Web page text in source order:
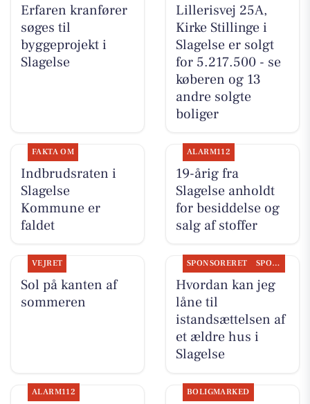
Erfaren kranfører
søges til
byggeprojekt i
Slagelse
Lillerisvej 25A,
Kirke Stillinge i
Slagelse er solgt
for 5.217.500 - se
køberen og 13
andre solgte
boliger
FAKTA OM
Indbrudsraten i
Slagelse
Kommune er
faldet
ALARM112
19-årig fra
Slagelse anholdt
for besiddelse og
salg af stoffer
VEJRET
Sol på kanten af
sommeren
SPONSORERET SPONSORERET INDHOLD
Hvordan kan jeg
låne til
istandsættelsen af
et ældre hus i
Slagelse
ALARM112 BOLIGMARKED